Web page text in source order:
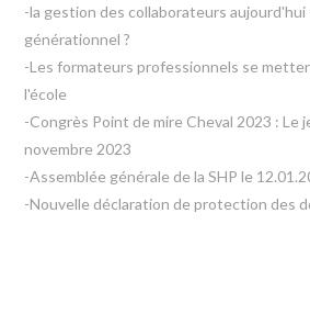
-la gestion des collaborateurs aujourd'hui
générationnel ?
-Les formateurs professionnels se
l'école
-Congrès Point de mire Cheval 2023 : Le
novembre 2023
-Assemblée générale de la SHP le
-Nouvelle déclaration de protection des